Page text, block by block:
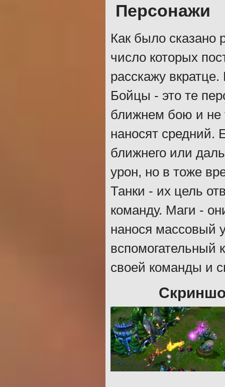
Персонажи
Как было сказано
число которых
расскажу вкратце.
Бойцы - это те
ближнем бою и не
наносят средний.
ближнего или
урон, но в тоже
Танки - их цель
команду. Маги -
нанося массовый
вспомогательный
своей команды и